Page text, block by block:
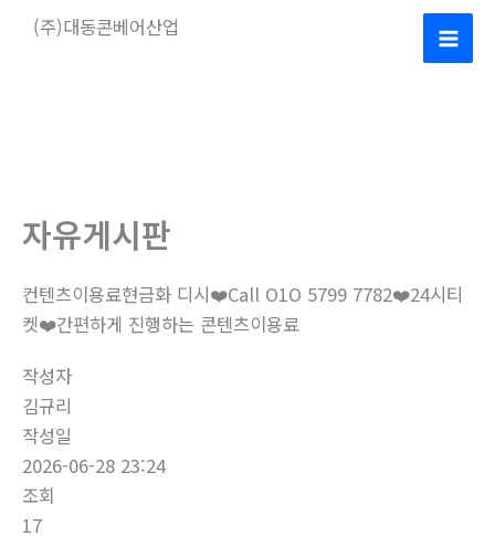
(주)대동콘베어산업
Main
자유게시판
컨텐츠이용료현금화 디시❤️Call O1O 5799 7782❤️24시티
켓❤️간편하게 진행하는 콘텐츠이용료
작성자
김규리
작성일
2026-06-28 23:24
조회
17